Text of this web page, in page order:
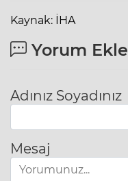
Kaynak: İHA
Yorum Ekle
Adınız Soyadınız
Mesaj